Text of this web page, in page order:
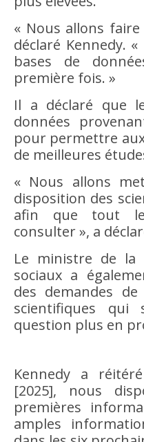
« Nous allons faire
déclaré Kennedy.
bases de
première fois. »
Il a déclaré que
données
pour permettre
de meilleures
« Nous allons
disposition des
afin que tout
consulter », a
Le ministre de la
sociaux a
des demandes
scientifiques qui
question plus en
Kennedy a
[2025], nous
premières
amples